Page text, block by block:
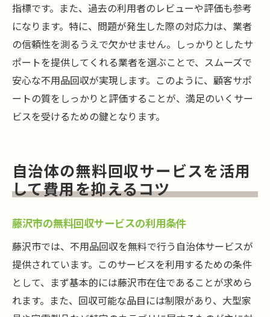
指標です。また、過去の利用者のレビューや評価も参考
になります。特に、問題が発生した際の対応力は、業者
の信頼性を測るうえで欠かせません。しっかりとしたサ
ポートを提供してくれる業者を選ぶことで、スムーズで
安心な不用品回収が実現します。このように、顧客サポ
ートの質をしっかりと評価することが、満足のいくサー
ビスを受けるための鍵となります。
自治体の無料回収サービスを活用
して費用を抑えるコツ
藤沢市の無料回収サービスの利用条件
藤沢市では、不用品回収を無料で行う自治体サービスが
提供されています。このサービスを利用するための条件
として、まず基本的には藤沢市在住であることが求めら
れます。また、回収可能な品目には制限があり、大型家